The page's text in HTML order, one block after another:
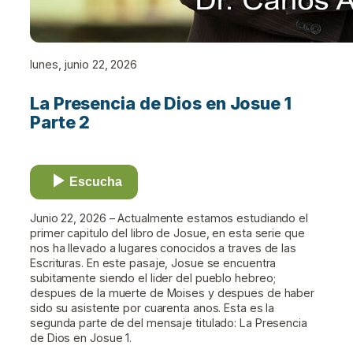
lunes, junio 22, 2026
La Presencia de Dios en Josue 1
Parte 2
Escucha
Junio 22, 2026 – Actualmente estamos estudiando el
primer capitulo del libro de Josue, en esta serie que
nos ha llevado a lugares conocidos a traves de las
Escrituras. En este pasaje, Josue se encuentra
subitamente siendo el lider del pueblo hebreo;
despues de la muerte de Moises y despues de haber
sido su asistente por cuarenta anos. Esta es la
segunda parte de del mensaje titulado: La Presencia
de Dios en Josue 1.